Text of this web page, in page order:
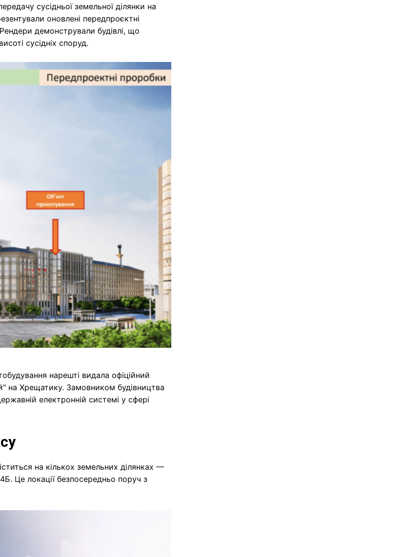
сусідньої земельної ділянки на
оновлені передпроєктні
демонстрували будівлі, що
сусідніх споруд.
нарешті видала офіційний
на Хрещатику. Замовником будівництва
електронній системі у сфері
на кількох земельних ділянках —
Це локації безпосередньо поруч з